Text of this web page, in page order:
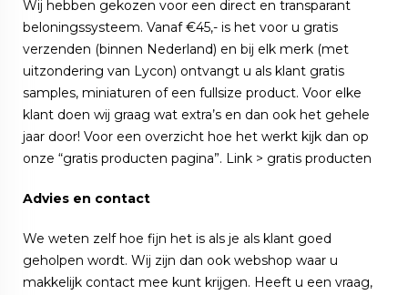
Wij hebben gekozen voor een direct en transparant
beloningssysteem. Vanaf €45,- is het voor u gratis
verzenden (binnen Nederland) en bij elk merk (met
uitzondering van Lycon) ontvangt u als klant gratis
samples, miniaturen of een fullsize product. Voor elke
klant doen wij graag wat extra’s en dan ook het gehele
jaar door! Voor een overzicht hoe het werkt kijk dan op
onze “gratis producten pagina”. Link > gratis producten
Advies en contact
We weten zelf hoe fijn het is als je als klant goed
geholpen wordt. Wij zijn dan ook webshop waar u
makkelijk contact mee kunt krijgen. Heeft u een vraag,